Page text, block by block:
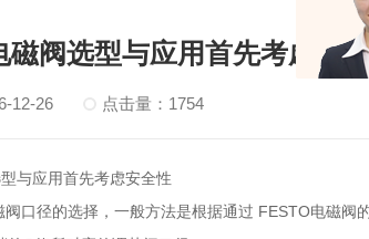
磁阀选型与应用首先考虑安
12-26 点击量：1754
与应用首先考虑安全性
口径的选择，一般方法是根据通过 FESTO电磁阀